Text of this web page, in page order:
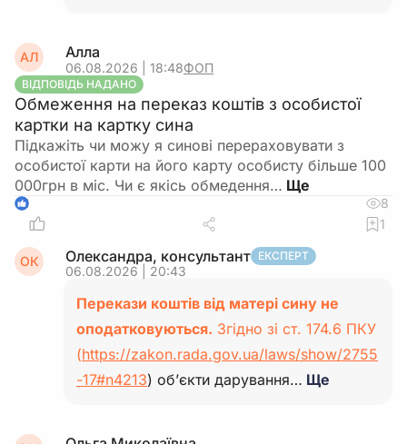
АЛ Алла
06.08.2026 | 18:48ФОП
ВІДПОВІДЬ НАДАНО
Обмеження на переказ коштів з особистої
картки на картку сина
Підкажіть чи можу я синові перераховувати з
особистої карти на його карту особисту більше 100
000грн в міс. Чи є якісь обмедення…
1
8
1
ОК Олександра, консультант ЕКСПЕРТ
06.08.2026 | 20:43
Перекази коштів від матері сину не
оподатковуються. Згідно зі ст. 174.6 ПКУ
(https://zakon.rada.gov.ua/laws/show/2755
-17#n4213) об’єкти дарування… Ще